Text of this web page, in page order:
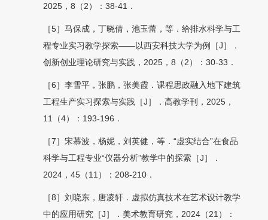
2025，8（2）：38-41．
［5］马保成，丁晓倩，池玉蕾，等．给排水科学与工
程专业实习教学探索——以西安科技大学为例［J］．
创新创业理论研究与实践，2025，8（2）：30-33．
［6］李雪平，张鹏，张美霞．课程思政融入地下建筑
工程生产实习探索与实践［J］．高教学刊，2025，
11（4）：193-196．
［7］宋慕波，杨妮，刘英健，等．“虚实结合”在食品
科学与工程专业“仪器分析”教学中的探索［J］．
2024，45（11）：208-210．
［8］刘晓东，唐凌轩．虚拟仿真技术在艺术设计教学
中的应用研究［J］．美术教育研究，2024（21）：